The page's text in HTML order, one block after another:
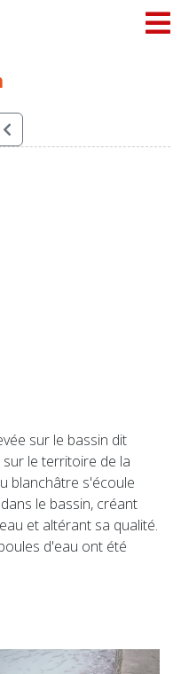
sur le bassin dit
le territoire de la
blanchâtre s'écoule
le bassin, créant
et altérant sa qualité.
d'eau ont été